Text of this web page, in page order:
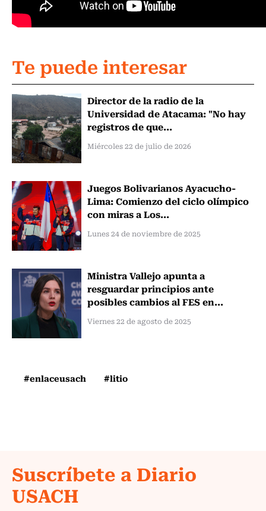
Te puede interesar
Director de la radio de la
Universidad de Atacama: "No hay
registros de que...
Miércoles 22 de julio de 2026
Juegos Bolivarianos Ayacucho-
Lima: Comienzo del ciclo olímpico
con miras a Los...
Lunes 24 de noviembre de 2025
Ministra Vallejo apunta a
resguardar principios ante
posibles cambios al FES en...
Viernes 22 de agosto de 2025
#enlaceusach #litio